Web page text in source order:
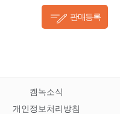
판매등록
켐녹소식
개인정보처리방침